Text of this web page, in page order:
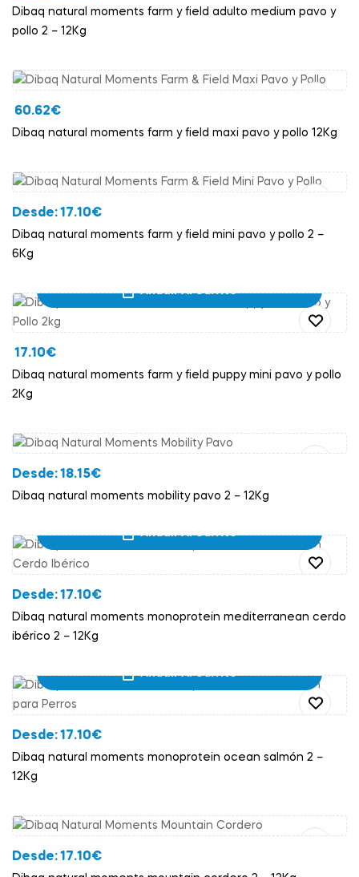
Dibaq natural moments farm y field adulto medium pavo y
pollo 2 – 12Kg
60.62€
Dibaq natural moments farm y field maxi pavo y pollo 12Kg
Desde:17.10€
Dibaq natural moments farm y field mini pavo y pollo 2 –
6Kg
Añadir Al Carrito
17.10€
Dibaq natural moments farm y field puppy mini pavo y pollo
2Kg
Desde:18.15€
Dibaq natural moments mobility pavo 2 – 12Kg
Añadir Al Carrito
Desde:17.10€
Dibaq natural moments monoprotein mediterranean cerdo
ibérico 2 – 12Kg
Añadir Al Carrito
Desde:17.10€
Dibaq natural moments monoprotein ocean salmón 2 –
12Kg
Desde:17.10€